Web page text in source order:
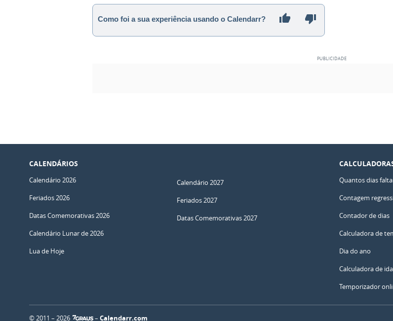
Como foi a sua experiência usando o Calendarr?
CALENDÁRIOS
Calendário 2026
Feriados 2026
Datas Comemorativas 2026
Calendário Lunar de 2026
Lua de Hoje
Calendário 2027
Feriados 2027
Datas Comemorativas 2027
Quantos dias
Contagem
Contador de dias
Calculadora de
Dia do ano
Calculadora de
Temporizador
© 2011 – 2026 – Calendarr.com